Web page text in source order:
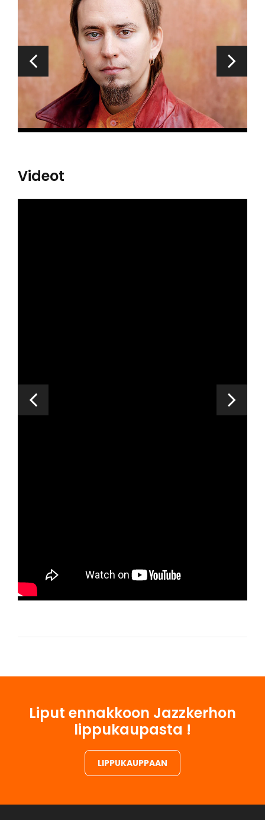
Videot
Liput ennakkoon Jazzkerhon
lippukaupasta !
LIPPUKAUPPAAN